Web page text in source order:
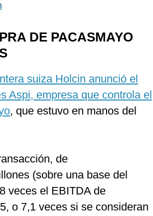
DE PACASMAYO
suiza Holcin anunció el
Aspi, empresa que controla el
, que estuvo en manos del
de
(sobre una base del
veces el EBITDA de
o 7,1 veces si se consideran